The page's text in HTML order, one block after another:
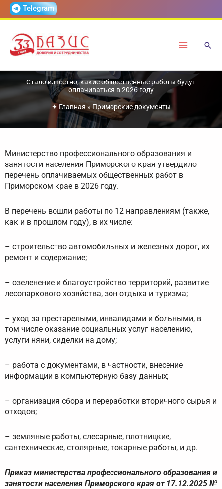
ПерейтиTelegram
Стало известно, какие общественные работы будут
оплачиваться в 2026 году
✦ Главная »Приморские документы
Министерство профессионального образования и
занятости населения Приморского края утвердило
перечень оплачиваемых общественных работ в
Приморском крае в 2026 году.
В перечень вошли работы по 12 направлениям (также,
как и в прошлом году), в их числе:
– строительство автомобильных и железных дорог, их
ремонт и содержание;
– озеленение и благоустройство территорий, развитие
лесопаркового хозяйства, зон отдыха и туризма;
– уход за престарелыми, инвалидами и больными, в
том числе оказание социальных услуг населению,
услуги няни, сиделки на дому;
– работа с документами, в частности, внесение
информации в компьютерную базу данных;
– организация сбора и переработки вторичного сырья и
отходов;
– земляные работы, слесарные, плотницкие,
сантехнические, столярные, токарные работы, и др.
Приказ министерства профессионального образования и
занятости населения Приморского края от 17.12.2025 №